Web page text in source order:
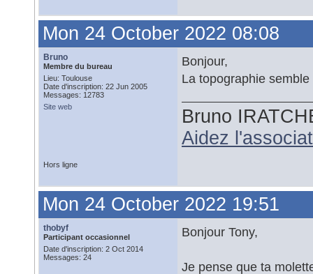
Mon 24 October 2022 08:08
Bruno
Membre du bureau
Lieu: Toulouse
Date d'inscription: 22 Jun 2005
Messages: 12783
Site web
Bonjour,
La topographie
Bruno
Aidez
Hors ligne
Mon 24 October 2022 19:51
thobyf
Participant occasionnel
Date d'inscription: 2 Oct 2014
Messages: 24
Bonjour Tony,
Je pense que ta